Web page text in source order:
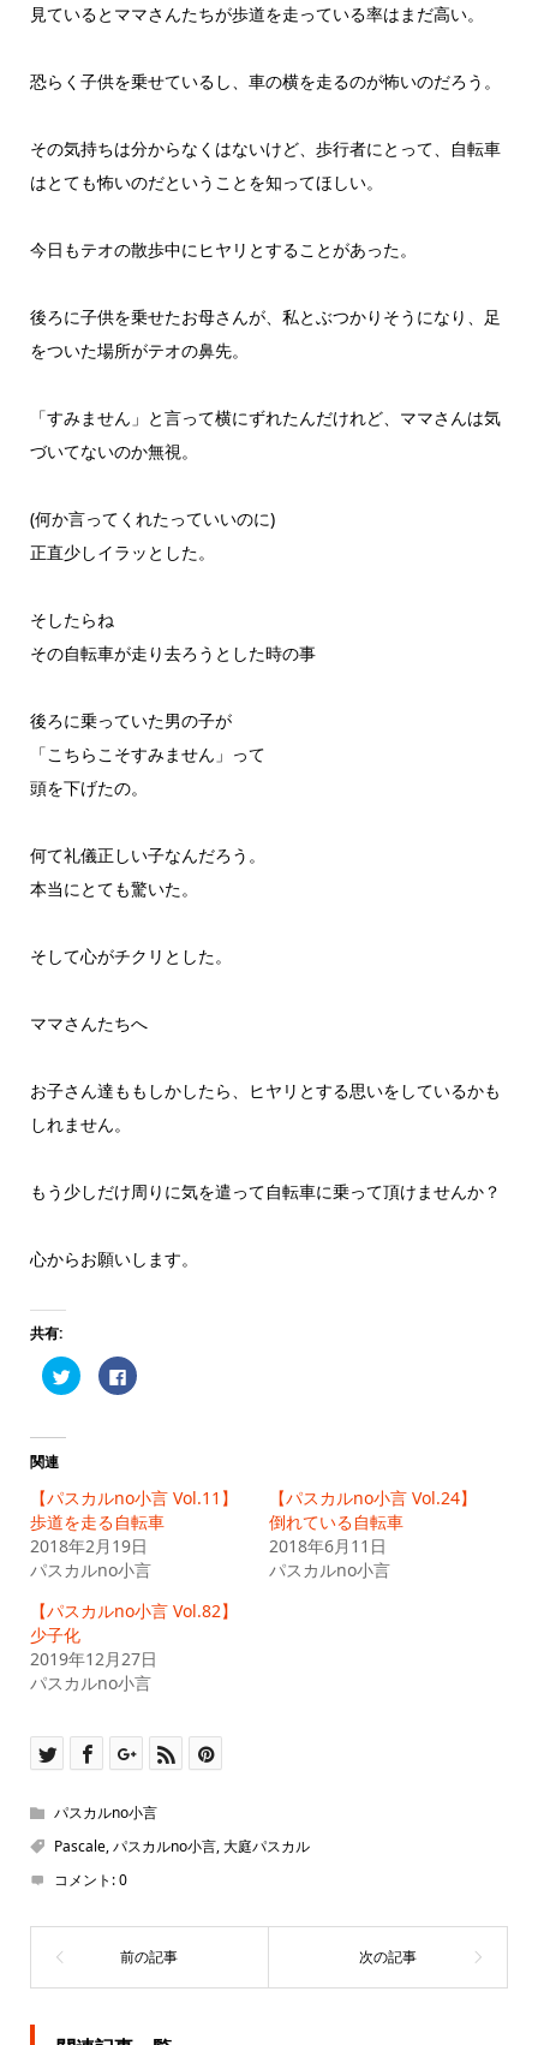
見ているとママさんたちが歩道を走っている率はまだ高い。
恐らく子供を乗せているし、車の横を走るのが怖いのだろう。
その気持ちは分からなくはないけど、歩行者にとって、自転車
はとても怖いのだということを知ってほしい。
今日もテオの散歩中にヒヤリとすることがあった。
後ろに子供を乗せたお母さんが、私とぶつかりそうになり、足
をついた場所がテオの鼻先。
「すみません」と言って横にずれたんだけれど、ママさんは気
づいてないのか無視。
(何か言ってくれたっていいのに)
正直少しイラッとした。
そしたらね
その自転車が走り去ろうとした時の事
後ろに乗っていた男の子が
「こちらこそすみません」って
頭を下げたの。
何て礼儀正しい子なんだろう。
本当にとても驚いた。
そして心がチクリとした。
ママさんたちへ
お子さん達ももしかしたら、ヒヤリとする思いをしているかも
しれません。
もう少しだけ周りに気を遣って自転車に乗って頂けませんか？
心からお願いします。
共有:
ク
リ
有
(新
し
い
ウ
ィ
ド
ウ
で
開
き
ま
す)
Facebook
で
ク
リ
ッ
ク
し
て
く
さ
い
い
ウ
ィ
ウ
で
開
き
す)
関連
【パスカルno小言 Vol.11】
歩道を走る自転車
2018年2月19日
パスカルno小言
【パスカルno小言 Vol.24】
倒れている自転車
2018年6月11日
パスカルno小言
【パスカルno小言 Vol.82】
少子化
2019年12月27日
パスカルno小言
パスカルno小言
Pascale,パスカルno小言,大庭パスカル
コメント:0